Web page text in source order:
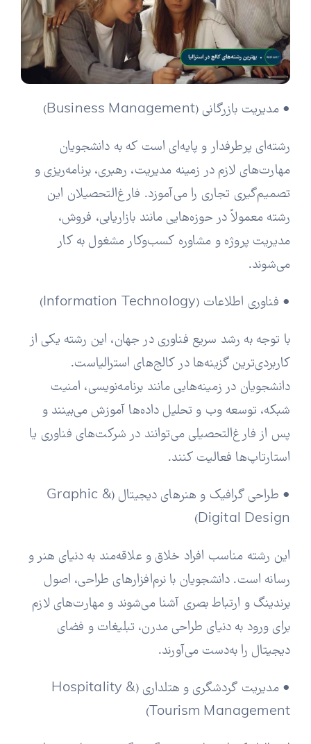
• مدیریت بازرگانی (Business Management)
رشته‌ای پرطرفدار و پایه‌ای است که به دانشجویان
مهارت‌های لازم در زمینه مدیریت، رهبری، برنامه‌ریزی و
تصمیم‌گیری تجاری را می‌آموزد. فارغ‌التحصیلان این
رشته معمولاً در حوزه‌هایی مانند بازاریابی، فروش،
مدیریت پروژه و مشاوره کسب‌وکار مشغول به کار
می‌شوند.
• فناوری اطلاعات (Information Technology)
با توجه به رشد سریع فناوری در جهان، این رشته یکی از
کاربردی‌ترین گزینه‌ها در کالج‌های استرالیاست.
دانشجویان در زمینه‌هایی مانند برنامه‌نویسی، امنیت
شبکه، توسعه وب و تحلیل داده‌ها آموزش می‌بینند و
پس از فارغ‌التحصیلی می‌توانند در شرکت‌های فناوری یا
استارتاپ‌ها فعالیت کنند.
• طراحی گرافیک و هنرهای دیجیتال (Graphic &
Digital Design)
این رشته مناسب افراد خلاق و علاقه‌مند به دنیای هنر و
رسانه است. دانشجویان با نرم‌افزارهای طراحی، اصول
برندینگ و ارتباط بصری آشنا می‌شوند و مهارت‌های لازم
برای ورود به دنیای طراحی مدرن، تبلیغات و فضای
دیجیتال را به‌دست می‌آورند.
• مدیریت گردشگری و هتلداری (Hospitality &
Tourism Management)